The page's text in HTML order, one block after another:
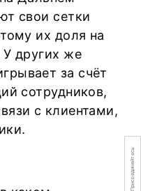
свои сетки
их доля на
У других же
за счёт
сотрудников,
с клиентами,
Присоединяйтесь